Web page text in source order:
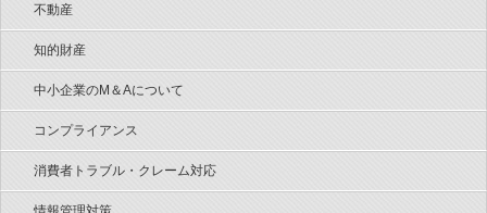
不動産
知的財産
中小企業のM＆Aについて
コンプライアンス
消費者トラブル・クレーム対応